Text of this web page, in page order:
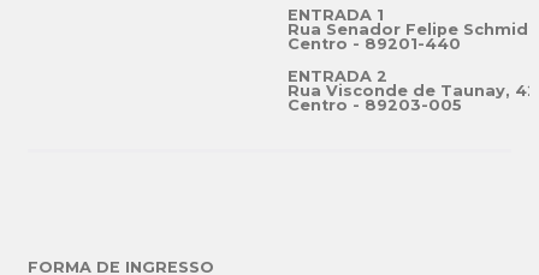
ENTRADA 1
Rua Senador Felipe
Centro - 89201-440
ENTRADA 2
Rua Visconde de Taunay,
Centro - 89203-005
FORMA DE INGRESSO